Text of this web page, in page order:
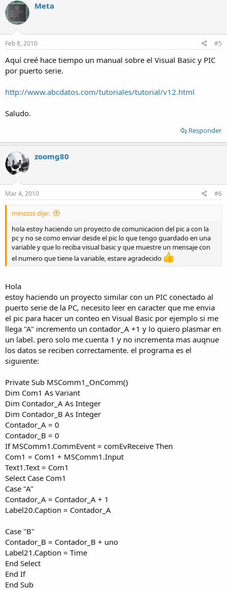
Meta
Feb 8, 2010 #5
Aquí creé hace tiempo un manual sobre el Visual Basic y PIC
por puerto serie.
http://www.abcdatos.com/tutoriales/tutorial/v12.html
Saludo.
Responder
zoomg80
Mar 4, 2010 #6
minssss dijo:
hola estoy haciendo un proyecto de comunicacion del pic a con la
pc y no se como enviar desde el pic lo que tengo guardado en una
variable y que lo reciba visual basic y que muestre un mensaje con
el numero que tiene la variable, estare agradecido
Hola
estoy haciendo un proyecto similar con un PIC conectado al
puerto serie de la PC, necesito leer en caracter que me envia
el pic para hacer un conteo en Visual Basic por ejemplo si me
llega "A" incremento un contador_A +1 y lo quiero plasmar en
un label. pero solo me cuenta 1 y no incrementa mas auqnue
los datos se reciben correctamente. el programa es el
siguiente:
Private Sub MSComm1_OnComm()
Dim Com1 As Variant
Dim Contador_A As Integer
Dim Contador_B As Integer
Contador_A = 0
Contador_B = 0
If MSComm1.CommEvent = comEvReceive Then
Com1 = Com1 + MSComm1.Input
Text1.Text = Com1
Select Case Com1
Case "A"
Contador_A = Contador_A + 1
Label20.Caption = Contador_A
Case "B"
Contador_B = Contador_B + uno
Label21.Caption = Time
End Select
End If
End Sub